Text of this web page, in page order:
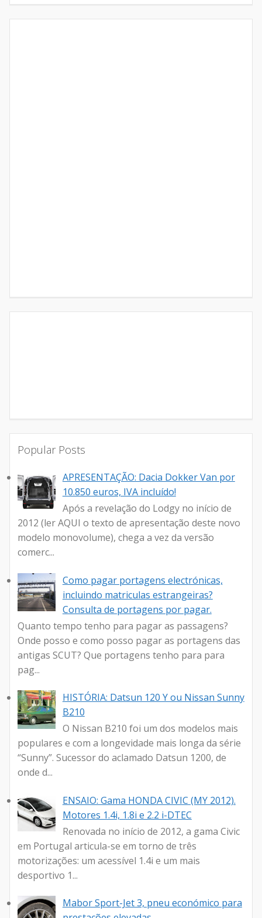
Popular Posts
APRESENTAÇÃO: Dacia Dokker Van por
10.850 euros, IVA incluído!
Após a revelação do Lodgy no início de
2012 (ler AQUI o texto de apresentação deste novo
modelo monovolume), chega a vez da versão
comerc...
Como pagar portagens electrónicas,
incluindo matriculas estrangeiras?
Consulta de portagens por pagar.
Quanto tempo tenho para pagar as passagens?
Onde posso e como posso pagar as portagens das
antigas SCUT? Que portagens tenho para para
pag...
HISTÓRIA: Datsun 120 Y ou Nissan Sunny
B210
O Nissan B210 foi um dos modelos mais
populares e com a longevidade mais longa da série
“Sunny”. Sucessor do aclamado Datsun 1200, de
onde d...
ENSAIO: Gama HONDA CIVIC (MY 2012).
Motores 1.4i, 1.8i e 2.2 i-DTEC
Renovada no início de 2012, a gama Civic
em Portugal articula-se em torno de três
motorizações: um acessível 1.4i e um mais
desportivo 1...
Mabor Sport-Jet 3, pneu económico para